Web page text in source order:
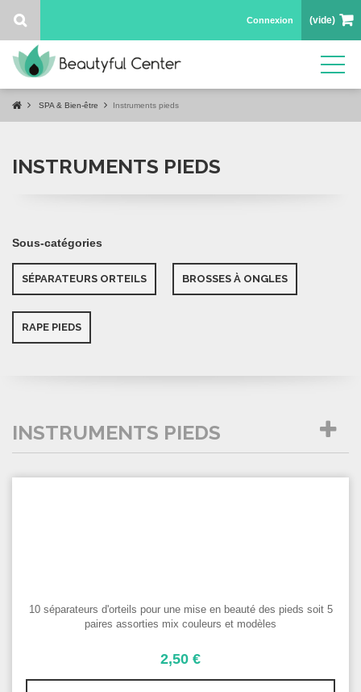
Connexion (vide)
SPA & Bien-être Instruments pieds
INSTRUMENTS PIEDS
Sous-catégories
SÉPARATEURS ORTEILS BROSSES À ONGLES
RAPE PIEDS
INSTRUMENTS PIEDS
10 séparateurs d'orteils pour une mise en beauté des pieds soit 5
paires assorties mix couleurs et modèles
2,50 €